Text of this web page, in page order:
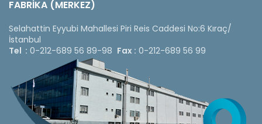
FABRİKA (MERKEZ)
Selahattin Eyyubi Mahallesi Piri Reis Caddesi No:6 Kıraç/
İstanbul
Tel : 0-212-689 56 89-98 Fax : 0-212-689 56 99